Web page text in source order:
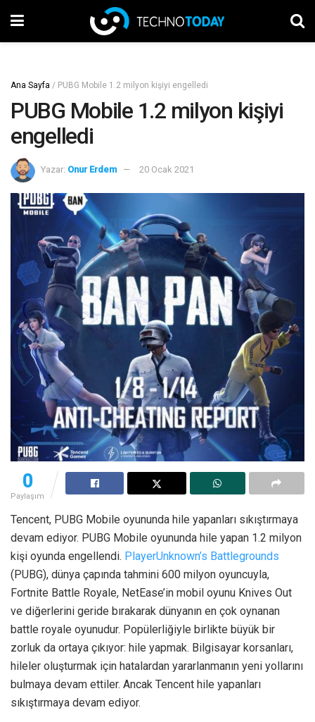
Ana Sayfa / PUBG Mobile 1.2 milyon kişiyi engelledi
PUBG Mobile 1.2 milyon kişiyi
engelledi
Yazar: Onur Erdem 20 Ocak 2021
0
Paylaşım
Tencent, PUBG Mobile oyununda hile yapanları sıkıştırmaya
devam ediyor. PUBG Mobile oyununda hile yapan 1.2 milyon
kişi oyunda engellendi. PlayerUnknown’s Battlegrounds
(PUBG), dünya çapında tahmini 600 milyon oyuncuyla,
Fortnite Battle Royale, NetEase’in mobil oyunu Knives Out
ve diğerlerini geride bırakarak dünyanın en çok oynanan
battle royale oyunudur. Popülerliğiyle birlikte büyük bir
zorluk da ortaya çıkıyor: hile yapmak. Bilgisayar korsanları,
hileler oluşturmak için hatalardan yararlanmanın yeni yollarını
bulmaya devam ettiler. Ancak Tencent hile yapanları
sıkıştırmaya devam ediyor.